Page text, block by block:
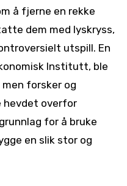
å fjerne en rekke
dem med lyskryss,
utspill. En
Institutt, ble
forsker og
hevdet overfor
for å bruke
en slik stor og